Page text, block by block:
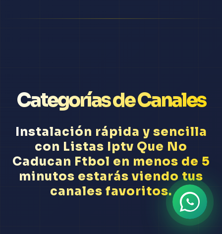
Categorías de Canales
Instalación rápida y sencilla
con Listas Iptv Que No
Caducan Ftbol en menos de 5
minutos estarás viendo tus
canales favoritos.